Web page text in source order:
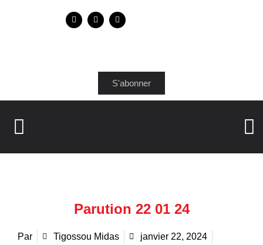
S'abonner
Parution 22 01 24
Par Tigossou Midas
janvier 22, 2024